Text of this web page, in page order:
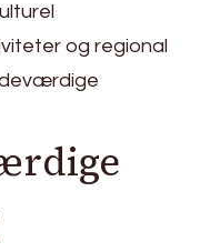
og regional